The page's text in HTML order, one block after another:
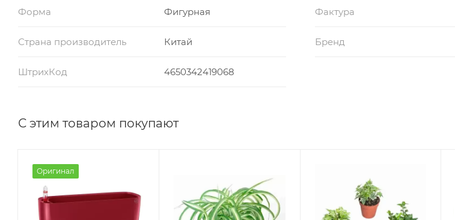
Форма Фигурная Фактура
Страна производитель Китай Бренд
ШтрихКод 4650342419068
С этим товаром покупают
Оригинал